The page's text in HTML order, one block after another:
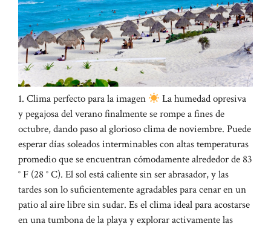
1. Clima perfecto para la imagen
La humedad opresiva
y pegajosa del verano finalmente se rompe a fines de
octubre, dando paso al glorioso clima de noviembre. Puede
esperar días soleados interminables con altas temperaturas
promedio que se encuentran cómodamente alrededor de 83
° F (28 ° C). El sol está caliente sin ser abrasador, y las
tardes son lo suficientemente agradables para cenar en un
patio al aire libre sin sudar. Es el clima ideal para acostarse
en una tumbona de la playa y explorar activamente las